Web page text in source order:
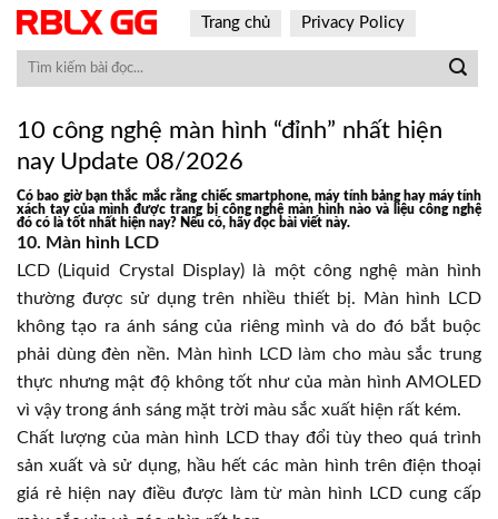
Skip
content
Trang chủ Privacy Policy
10 công nghệ màn hình “đỉnh” nhất hiện
nay Update 08/2026
Có bao giờ bạn thắc mắc rằng chiếc smartphone, máy tính bảng hay máy tính
xách tay của mình được trang bị công nghệ màn hình nào và liệu công nghệ
đó có là tốt nhất hiện nay? Nếu có, hãy đọc bài viết này.
10. Màn hình LCD
LCD (Liquid Crystal Display) là một công nghệ màn hình
thường được sử dụng trên nhiều thiết bị. Màn hình LCD
không tạo ra ánh sáng của riêng mình và do đó bắt buộc
phải dùng đèn nền. Màn hình LCD làm cho màu sắc trung
thực nhưng mật độ không tốt như của màn hình AMOLED
vì vậy trong ánh sáng mặt trời màu sắc xuất hiện rất kém.
Chất lượng của màn hình LCD thay đổi tùy theo quá trình
sản xuất và sử dụng, hầu hết các màn hình trên điện thoại
giá rẻ hiện nay điều được làm từ màn hình LCD cung cấp